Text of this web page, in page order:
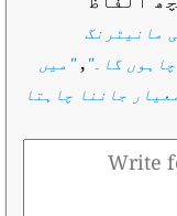
مانیٹرنگ
گا۔"
,
"میں
جاننا چاہتا